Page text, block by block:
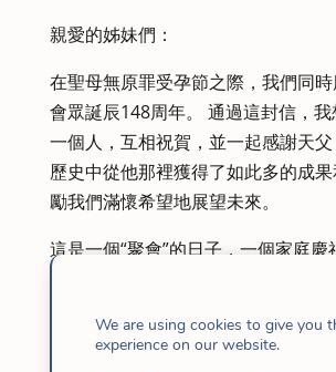
親愛的姊妹們：
在聖母無原罪受孕節之際，我們同
會眾誕辰148周年。 通過這封信，
一個人，互相祝賀，並一起感謝天
歷史中從他那裡獲得了如此多的成
勵我們滿懷希望地展望未來。
這是一個“聚會”的日子，一個家庭慶
轉化為保持身體良好存在的願望。
We are using cookies to give you
experience on our website.